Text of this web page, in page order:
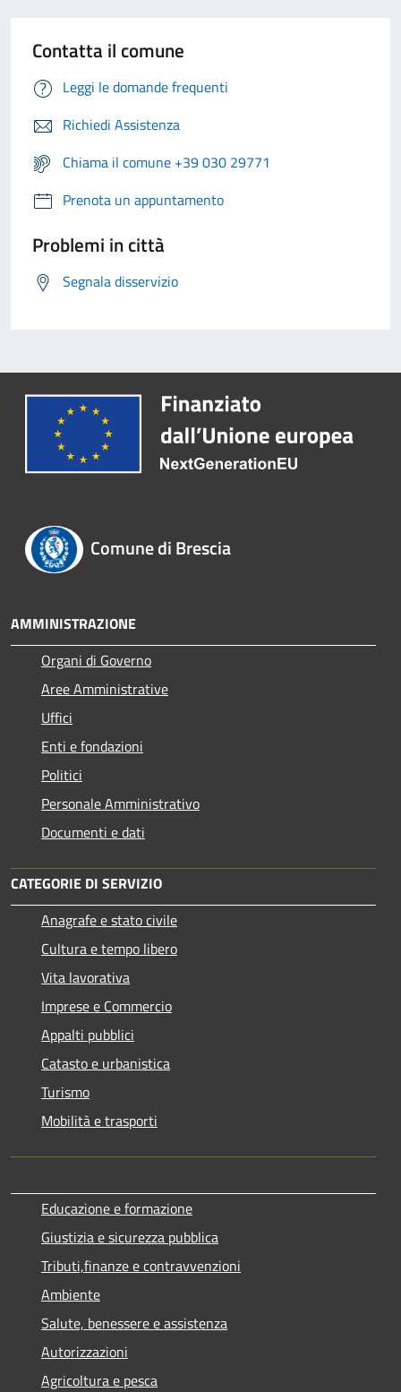
Contatta il comune
Leggi le domande frequenti
Richiedi Assistenza
Chiama il comune +39 030 29771
Prenota un appuntamento
Problemi in città
Segnala disservizio
Comune di Brescia
AMMINISTRAZIONE
Organi di Governo
Aree Amministrative
Uffici
Enti e fondazioni
Politici
Personale Amministrativo
Documenti e dati
CATEGORIE DI SERVIZIO
Anagrafe e stato civile
Cultura e tempo libero
Vita lavorativa
Imprese e Commercio
Appalti pubblici
Catasto e urbanistica
Turismo
Mobilità e trasporti
Educazione e formazione
Giustizia e sicurezza pubblica
Tributi,finanze e contravvenzioni
Ambiente
Salute, benessere e assistenza
Autorizzazioni
Agricoltura e pesca